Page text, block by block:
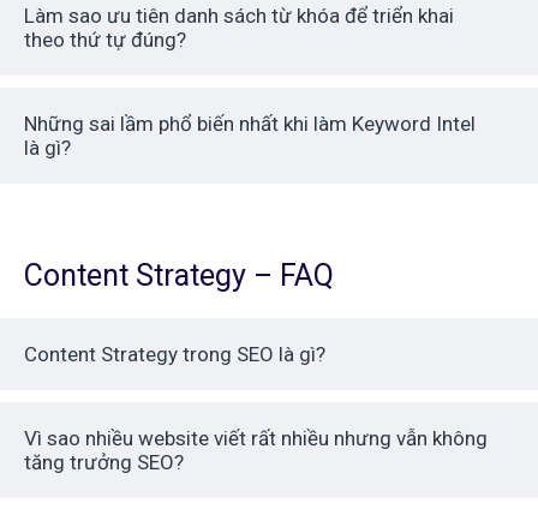
Làm sao ưu tiên danh sách từ khóa để triển khai
theo thứ tự đúng?
Những sai lầm phổ biến nhất khi làm Keyword Intel
là gì?
Content Strategy – FAQ
Content Strategy trong SEO là gì?
Vì sao nhiều website viết rất nhiều nhưng vẫn không
tăng trưởng SEO?